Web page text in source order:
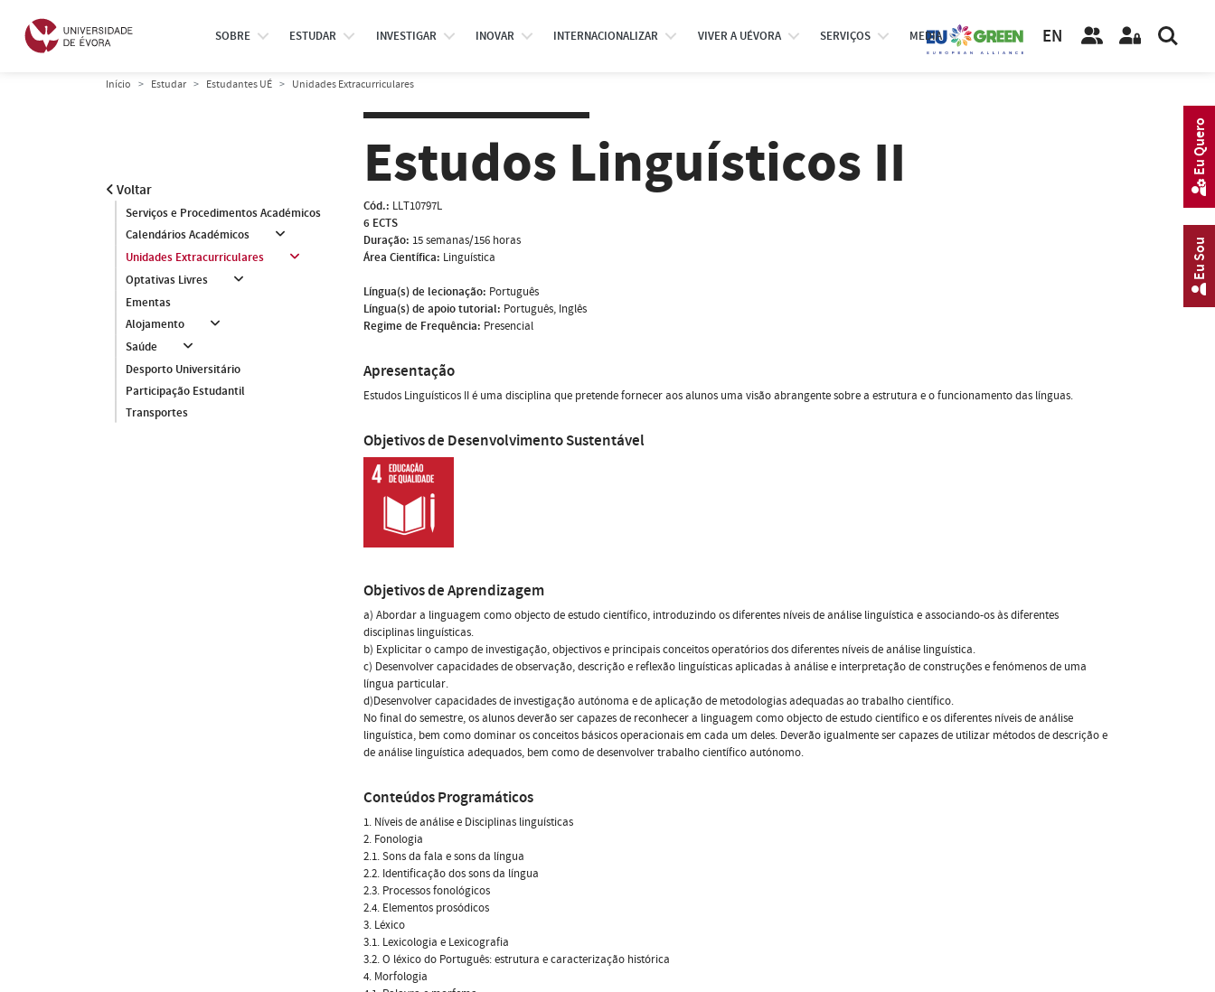
SOBRE ESTUDAR INVESTIGAR INOVAR INTERNACIONALIZAR VIVER A UÉVORA SERVIÇOS MEDIA EN
Início Estudar Estudantes UÉ Unidades Extracurriculares
Voltar
Serviços e Procedimentos Académicos
Calendários Académicos
Unidades Extracurriculares
Optativas Livres
Ementas
Alojamento
Saúde
Desporto Universitário
Participação Estudantil
Transportes
Estudos Linguísticos II
Cód.: LLT10797L
6 ECTS
Duração: 15 semanas/156 horas
Área Científica: Linguística
Língua(s) de lecionação: Português
Língua(s) de apoio tutorial: Português, Inglês
Regime de Frequência: Presencial
Apresentação
Estudos Linguísticos II é uma disciplina que pretende fornecer aos alunos uma visão abrangente sobre a estrutura e o funcionamento das línguas.
Objetivos de Desenvolvimento Sustentável
Objetivos de Aprendizagem
a) Abordar a linguagem como objecto de estudo científico, introduzindo os diferentes níveis de análise linguística e associando-os às diferentes
disciplinas linguísticas.
b) Explicitar o campo de investigação, objectivos e principais conceitos operatórios dos diferentes níveis de análise linguística.
c) Desenvolver capacidades de observação, descrição e reflexão linguísticas aplicadas à análise e interpretação de construções e fenómenos de uma
língua particular.
d)Desenvolver capacidades de investigação autónoma e de aplicação de metodologias adequadas ao trabalho científico.
No final do semestre, os alunos deverão ser capazes de reconhecer a linguagem como objecto de estudo científico e os diferentes níveis de análise
linguística, bem como dominar os conceitos básicos operacionais em cada um deles. Deverão igualmente ser capazes de utilizar métodos de descrição e
de análise linguística adequados, bem como de desenvolver trabalho científico autónomo.
Conteúdos Programáticos
1. Níveis de análise e Disciplinas linguísticas
2. Fonologia
2.1. Sons da fala e sons da língua
2.2. Identificação dos sons da língua
2.3. Processos fonológicos
2.4. Elementos prosódicos
3. Léxico
3.1. Lexicologia e Lexicografia
3.2. O léxico do Português: estrutura e caracterização histórica
4. Morfologia
Eu Sou
Eu Quero